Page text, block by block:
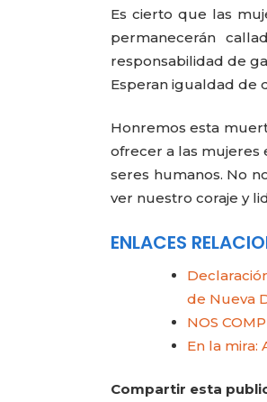
Es cierto que las
permanecerán
responsabilidad de
Esperan igualdad de
Honremos esta
ofrecer a las mujeres
seres humanos. No
ver nuestro coraje y
ENLACES
de Nueva
NOS
En la mira:
Compartir esta